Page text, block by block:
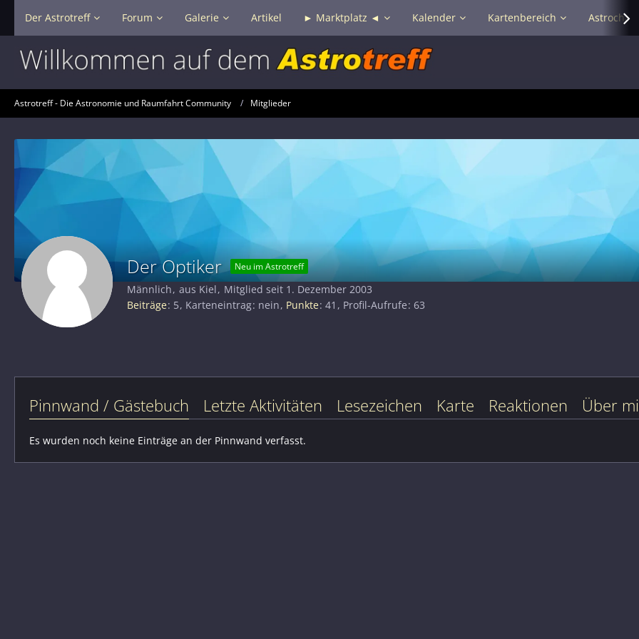
Der Astrotreff Forum Galerie Artikel ► Marktplatz ◄ Kalender Kartenbereich Astrochat
Astrotreff - Die Astronomie und Raumfahrt Community Mitglieder
Der Optiker Neu im Astrotreff
Männlich aus Kiel
Mitglied seit 1. Dezember 2003
Beiträge 5 Karteneintrag nein Punkte 41 Profil-Aufrufe 63
Pinnwand / Gästebuch Letzte Aktivitäten Lesezeichen Karte Reaktionen Über
Es wurden noch keine Einträge an der Pinnwand verfasst.